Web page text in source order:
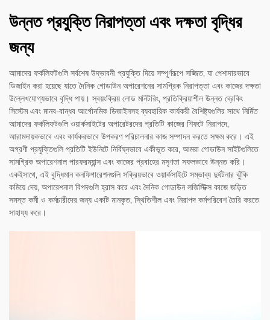
উন্নত প্রযুক্তি নিরাপত্তা এবং দক্ষতা বৃদ্ধির
জন্য
আমাদের ফর্কলিফটগুলি সর্বশেষ উদ্ভাবনী প্রযুক্তি দিয়ে সম্পূর্ণরূপে সজ্জিত, যা পেশাদারভাবে
ডিজাইন করা হয়েছে যাতে দৈনিক গোডাউন অপারেশনের সামগ্রিক নিরাপত্তা এবং কাজের দক্ষতা
উল্লেখযোগ্যভাবে বৃদ্ধি পায়। স্বয়ংক্রিয় লোড মনিটরিং, প্রতিক্রিয়াশীল উন্নত ব্রেকিং
সিস্টেম এবং মানব-বান্ধব আর্গোনমিক ডিজাইনসহ ব্যবহারিক কার্যকরী বৈশিষ্ট্যগুলির সাথে নির্মিত
আমাদের ফর্কলিফটগুলি ওয়ার্কসাইটের অপারেটরদের প্রতিটি কাজের শিফটে নিরাপদে,
আরামদায়কভাবে এবং কার্যকরভাবে উপকরণ পরিচালনার কাজ সম্পাদন করতে সক্ষম করে। এই
অগ্রণী প্রযুক্তিগুলি প্রতিটি ইউনিটে নির্বিঘ্নভাবে একীভূত করে, আমরা গোডাউন সাইটগুলিতে
সামগ্রিক অপারেশনাল পারফরম্যান্স এবং কাজের প্রবাহের মসৃণতা সফলভাবে উন্নত করি।
একইসাথে, এই বুদ্ধিমান কনফিগারেশনগুলি সক্রিয়ভাবে ওয়ার্কসাইটে সম্ভাব্য দুর্ঘটনার ঝুঁকি
কমিয়ে দেয়, অপারেশনাল বিপদগুলি হ্রাস করে এবং দৈনিক গোডাউন লজিস্টিক্স কাজে জড়িত
সমস্ত কর্মী ও কর্মচারীদের জন্য একটি মানকৃত, স্থিতিশীল এবং নিরাপদ কর্মপরিবেশ তৈরি করতে
সাহায্য করে।